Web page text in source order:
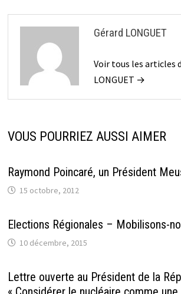
Gérard LONGUET
Voir tous les articles
LONGUET →
VOUS POURRIEZ AUSSI AIMER
Raymond Poincaré, un Président
15 octobre, 2012
Elections Régionales – Mobilisons-
10 décembre, 2015
Lettre ouverte au Président de la